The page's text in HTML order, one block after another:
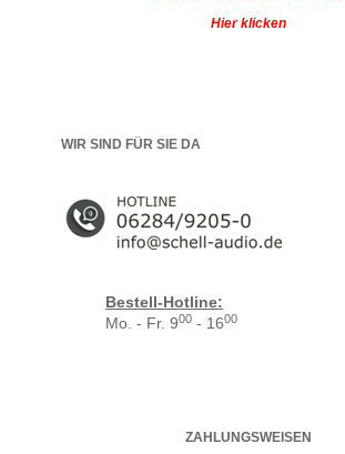
Hier klicken
WIR SIND FÜR SIE DA
Bestell-Hotline:
Mo. - Fr. 900 - 1600
ZAHLUNGSWEISEN